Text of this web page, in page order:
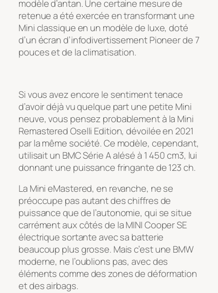
modèle d’antan. Une certaine mesure de
retenue a été exercée en transformant une
Mini classique en un modèle de luxe, doté
d’un écran d’infodivertissement Pioneer de 7
pouces et de la climatisation.
Si vous avez encore le sentiment tenace
d’avoir déjà vu quelque part une petite Mini
neuve, vous pensez probablement à la Mini
Remastered Oselli Edition, dévoilée en 2021
par la même société. Ce modèle, cependant,
utilisait un BMC Série A alésé à 1 450 cm3, lui
donnant une puissance fringante de 123 ch.
La Mini eMastered, en revanche, ne se
préoccupe pas autant des chiffres de
puissance que de l’autonomie, qui se situe
carrément aux côtés de la MINI Cooper SE
électrique sortante avec sa batterie
beaucoup plus grosse. Mais c’est une BMW
moderne, ne l’oublions pas, avec des
éléments comme des zones de déformation
et des airbags.